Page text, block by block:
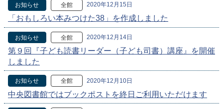
お知らせ 全館 2020年12月15日
「おもしろい本みつけた38」を作成しました
お知らせ 全館 2020年12月14日
第９回『子ども読書リーダー（子ども司書）講座』を開催
しました
お知らせ 全館 2020年12月10日
中央図書館ではブックポストを終日ご利用いただけます